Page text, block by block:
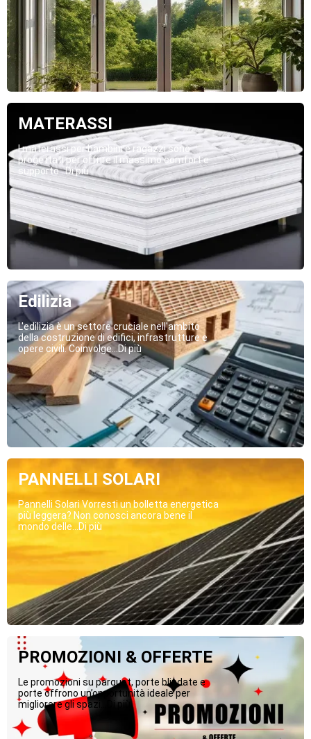
MATERASSI
I materassi per bambini e ragazzi sono
progettati per offrire il massimo comfort e
supporto...Di più
Edilizia
L'edilizia è un settore cruciale nell'ambito
della costruzione di edifici, infrastrutture e
opere civili. Coinvolge...Di più
PANNELLI SOLARI
Pannelli Solari Vorresti un bolletta energetica
più leggera? Non conosci ancora bene il
mondo delle...Di più
PROMOZIONI & OFFERTE
Le promozioni su parquet, porte blindate e
porte offrono un’opportunità ideale per
migliorare gli spazi...Di più